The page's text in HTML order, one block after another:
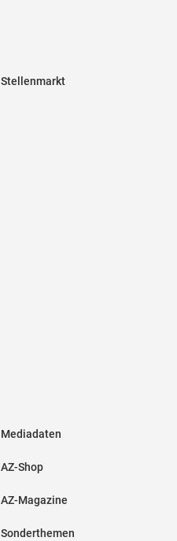
Stellenmarkt
Mediadaten
AZ-Shop
AZ-Magazine
Sonderthemen